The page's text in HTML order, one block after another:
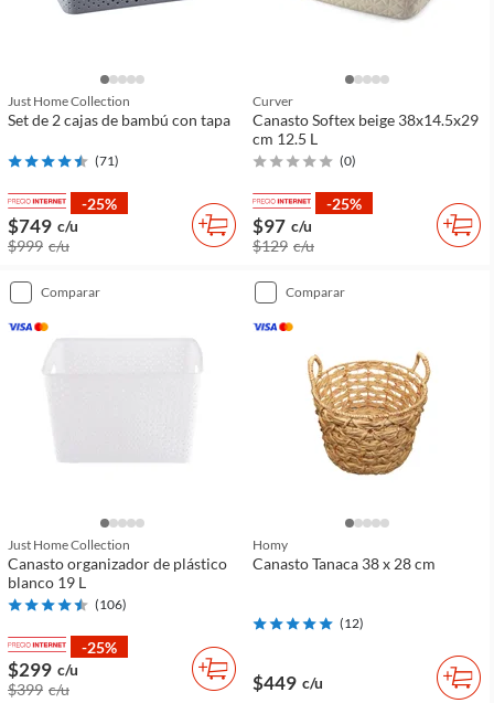
Just Home Collection
Set de 2 cajas de bambú con tapa
(71)
-25%
$749 c/u
$999 c/u
Curver
Canasto Softex beige 38x14.5x29
cm 12.5 L
(0)
-25%
$97 c/u
$129 c/u
comparar
Just Home Collection
Canasto organizador de plástico
blanco 19 L
(106)
-25%
$299 c/u
$399 c/u
comparar
Homy
Canasto Tanaca 38 x 28 cm
(12)
$449 c/u